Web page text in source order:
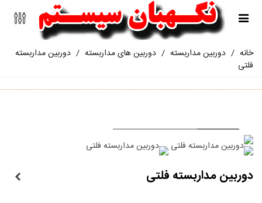
خانه / دوربین مداربسته / دوربین های مداربسته / دوربین مداربسته
فلتی
دوربین مداربسته فلتی